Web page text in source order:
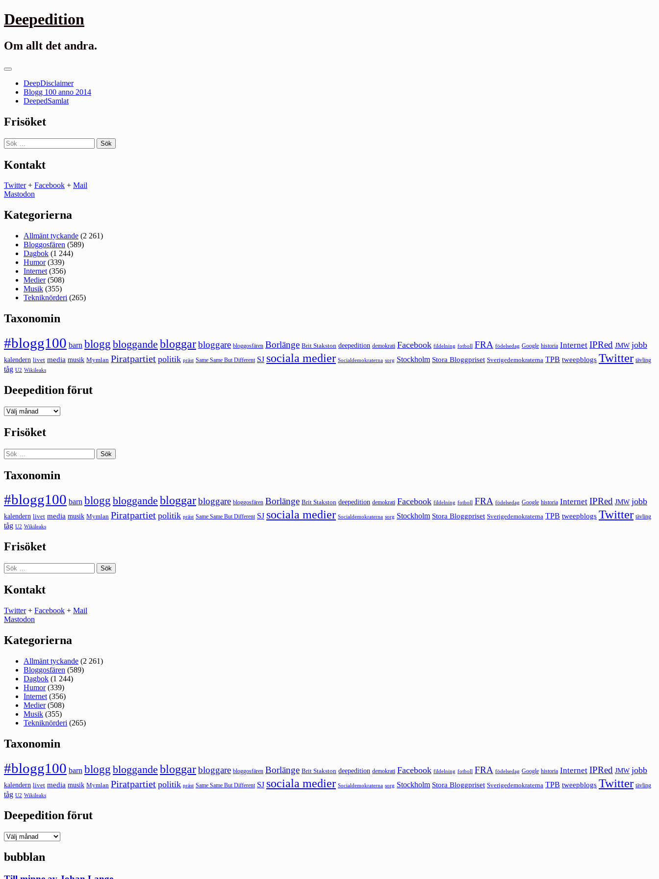
Gå
till
Deepedition
Om allt det andra.
Primär
DeepDisclaimer
Blogg 100 anno 2014
DeepedSamlat
Frisöket
Sök
efter:
Kontakt
Twitter+ Facebook + Mail
Mastodon
Kategorierna
Allmänt tyckande (2 261)
Bloggosfären (589)
Dagbok (1 244)
Humor(339)
Internet (356)
Medier(508)
Musik (355)
Tekniknörderi (265)
Taxonomin
#blogg100 barn blogg bloggande bloggarbloggare bloggosfären Borlänge Brit Stakston deepedition demokrati Facebook fildelning fotboll FRA födelsedag Google historia Internet IPRed JMW jobb
kalendern livet media musik Mymlan Piratpartiet politik präst Same Same But Different SJ sociala medier Socialdemokraterna sorg Stockholm Stora Bloggpriset Sverigedemokraterna TPB tweepblogs Twitter tävling
tåg U2 Wikileaks
Deepedition förut
Deepedition
Frisöket
Sök
efter:
Taxonomin
#blogg100 barn blogg bloggande bloggarbloggare bloggosfären Borlänge Brit Stakston deepedition demokrati Facebook fildelning fotboll FRA födelsedag Google historia Internet IPRed JMW jobb
kalendern livet media musik Mymlan Piratpartiet politik präst Same Same But Different SJ sociala medier Socialdemokraterna sorg Stockholm Stora Bloggpriset Sverigedemokraterna TPB tweepblogs Twitter tävling
tåg U2 Wikileaks
Frisöket
Sök
efter:
Kontakt
Twitter+ Facebook + Mail
Mastodon
Kategorierna
Allmänt tyckande (2 261)
Bloggosfären (589)
Dagbok (1 244)
Humor(339)
Internet (356)
Medier(508)
Musik (355)
Tekniknörderi (265)
Taxonomin
#blogg100 barn blogg bloggande bloggarbloggare bloggosfären Borlänge Brit Stakston deepedition demokrati Facebook fildelning fotboll FRA födelsedag Google historia Internet IPRed JMW jobb
kalendern livet media musik Mymlan Piratpartiet politik präst Same Same But Different SJ sociala medier Socialdemokraterna sorg Stockholm Stora Bloggpriset Sverigedemokraterna TPB tweepblogs Twitter tävling
tåg U2 Wikileaks
Deepedition förut
Deepedition
bubblan